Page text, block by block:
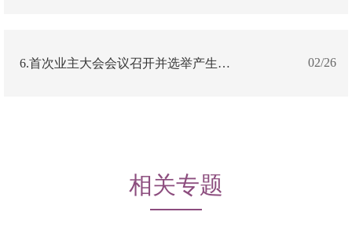
6.首次业主大会会议召开并选举产生业委会之后，关于业主大会和业主委员会备案的时间有什么规定？ 02/26
相关专题